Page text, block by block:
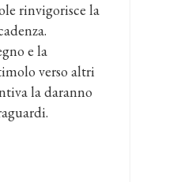
rinvigorisce la
e la
verso altri
la daranno